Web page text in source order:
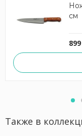
см
Также в